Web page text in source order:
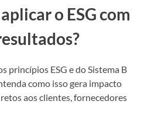
o ESG com
princípios ESG e do Sistema B
como isso gera impacto
aos clientes, fornecedores